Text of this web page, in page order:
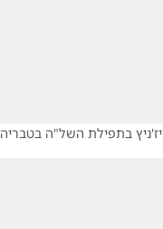
בתפילת השל"ה בטבריה